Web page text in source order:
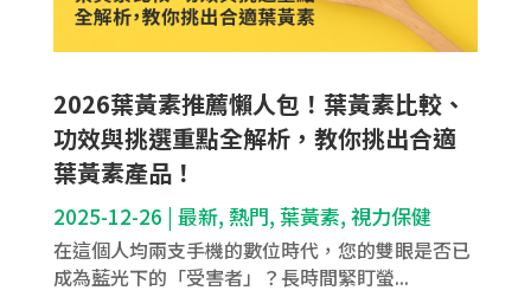
2026葉黃素推薦懶人包！葉黃素比較、
功效與挑選重點全解析，教你挑出合適
葉黃素產品！
2025-12-26 | 最新, 熱門, 葉黃素, 視力保健
在這個人均兩支手機的數位時代，您的雙眼是否已
成為藍光下的「受害者」？長時間緊盯螢...